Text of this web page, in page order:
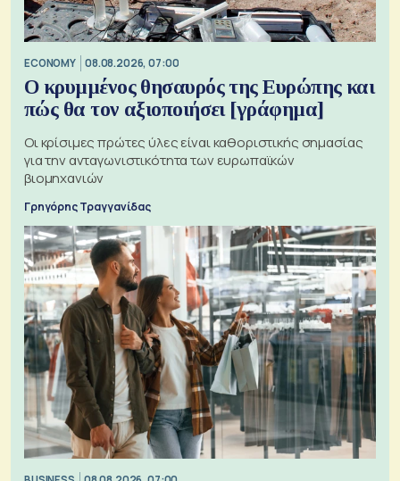
ECONOMY 08.08.2026, 07:00
Ο κρυμμένος θησαυρός της Ευρώπης και
πώς θα τον αξιοποιήσει [γράφημα]
Οι κρίσιμες πρώτες ύλες είναι καθοριστικής σημασίας
για την ανταγωνιστικότητα των ευρωπαϊκών
βιομηχανιών
Γρηγόρης Τραγγανίδας